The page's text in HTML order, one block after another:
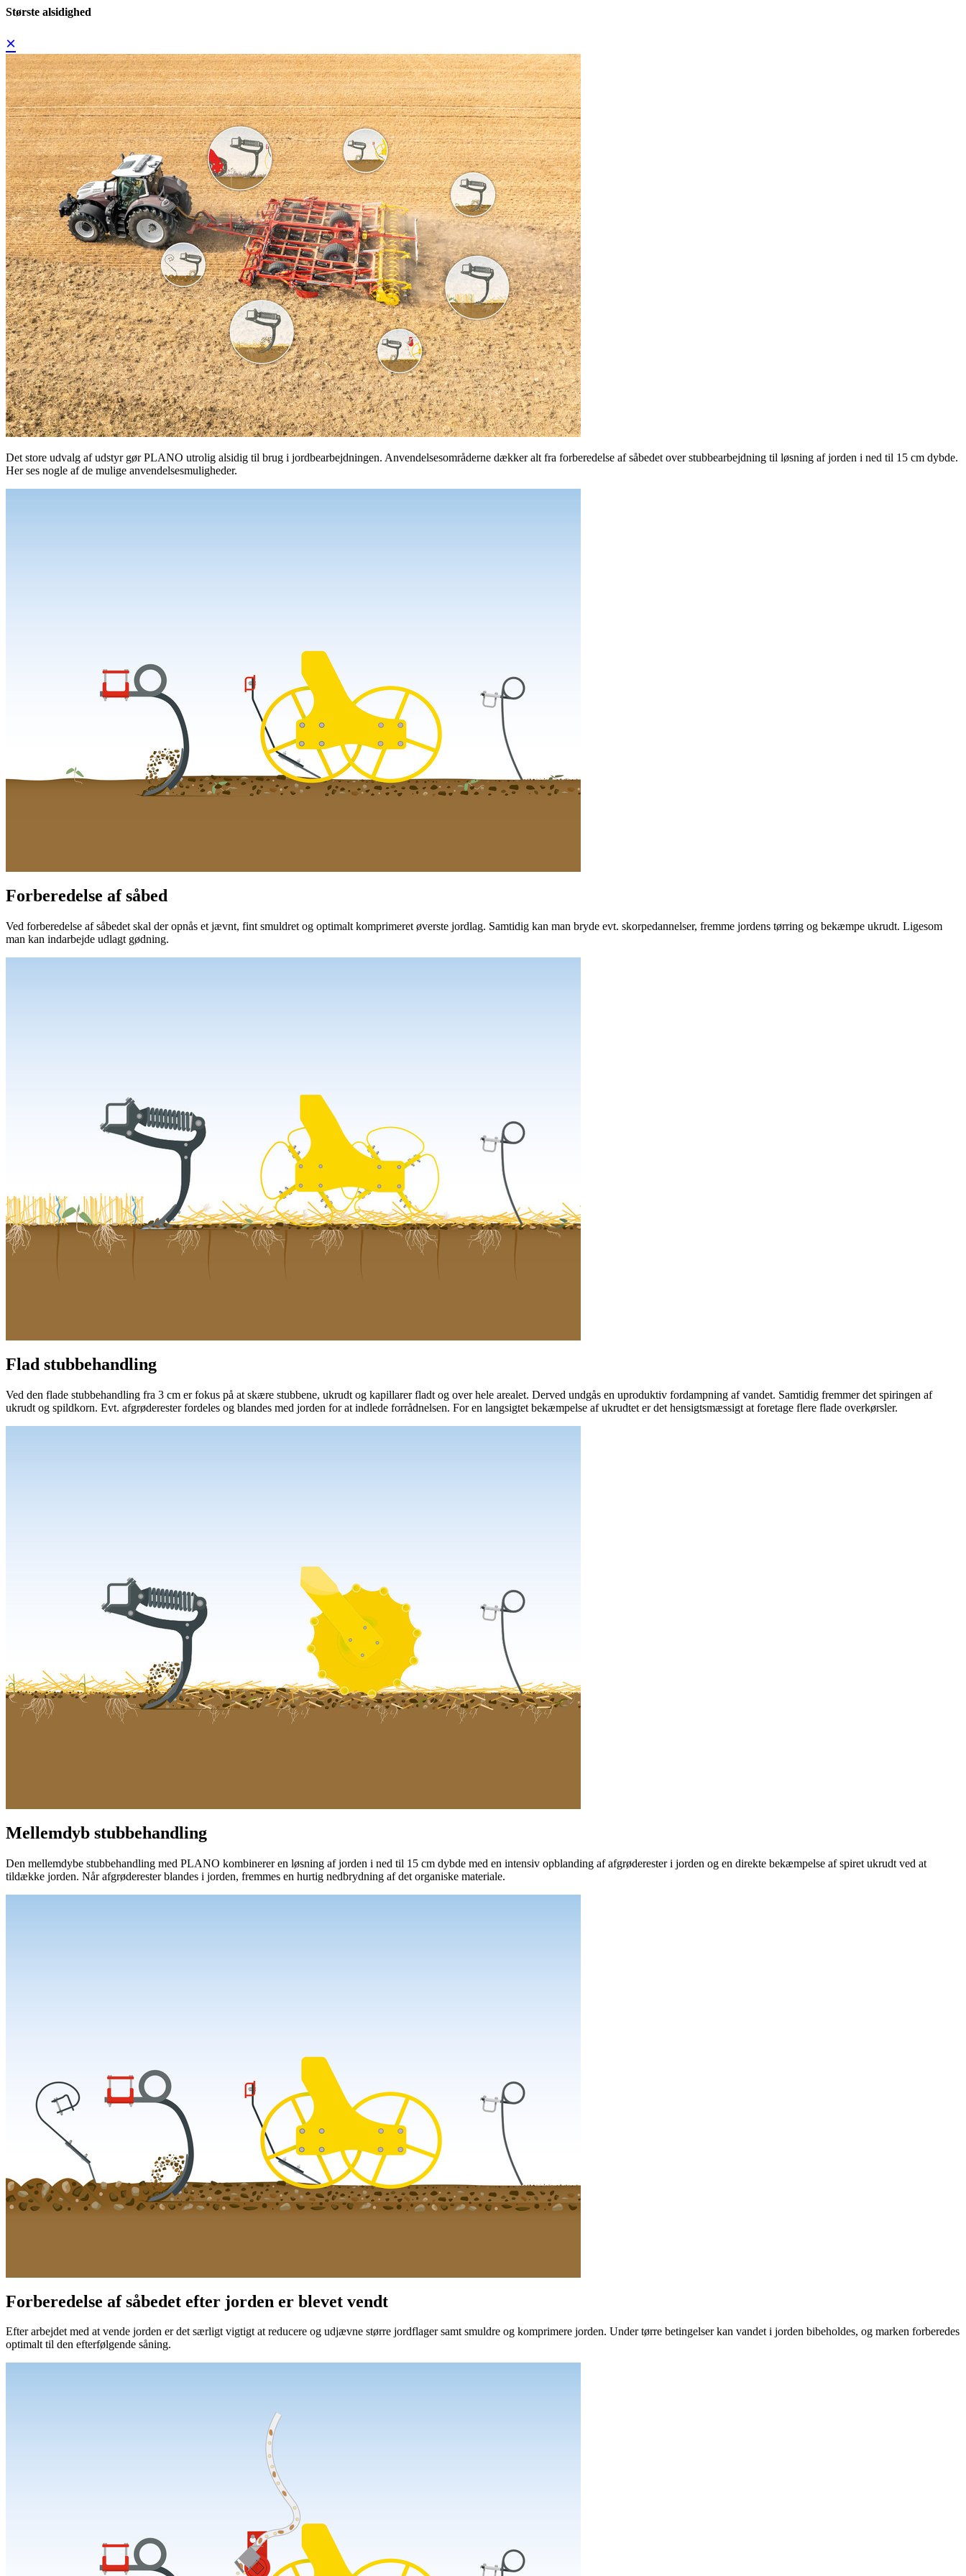
Største alsidighed
×
Det store udvalg af udstyr gør PLANO utrolig alsidig til brug i jordbearbejdningen. Anvendelsesområderne dækker alt fra forberedelse af såbedet over stubbearbejdning til løsning af jorden i ned til 15 cm dybde.
Her ses nogle af de mulige anvendelsesmuligheder.
Forberedelse af såbed
Ved forberedelse af såbedet skal der opnås et jævnt, fint smuldret og optimalt komprimeret øverste jordlag. Samtidig kan man bryde evt. skorpedannelser, fremme jordens tørring og bekæmpe ukrudt. Ligesom
man kan indarbejde udlagt gødning.
Flad stubbehandling
Ved den flade stubbehandling fra 3 cm er fokus på at skære stubbene, ukrudt og kapillarer fladt og over hele arealet. Derved undgås en uproduktiv fordampning af vandet. Samtidig fremmer det spiringen af
ukrudt og spildkorn. Evt. afgrøderester fordeles og blandes med jorden for at indlede forrådnelsen. For en langsigtet bekæmpelse af ukrudtet er det hensigtsmæssigt at foretage flere flade overkørsler.
Mellemdyb stubbehandling
Den mellemdybe stubbehandling med PLANO kombinerer en løsning af jorden i ned til 15 cm dybde med en intensiv opblanding af afgrøderester i jorden og en direkte bekæmpelse af spiret ukrudt ved at
tildække jorden. Når afgrøderester blandes i jorden, fremmes en hurtig nedbrydning af det organiske materiale.
Forberedelse af såbedet efter jorden er blevet vendt
Efter arbejdet med at vende jorden er det særligt vigtigt at reducere og udjævne større jordflager samt smuldre og komprimere jorden. Under tørre betingelser kan vandet i jorden bibeholdes, og marken forberedes
optimalt til den efterfølgende såning.